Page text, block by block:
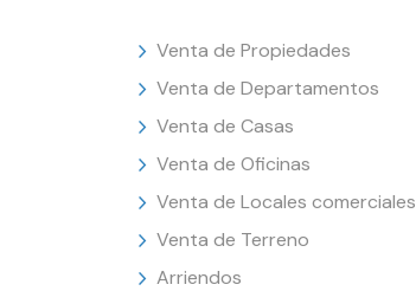
Venta de Propiedades
Venta de Departamentos
Venta de Casas
Venta de Oficinas
Venta de Locales comerciales
Venta de Terreno
Arriendos